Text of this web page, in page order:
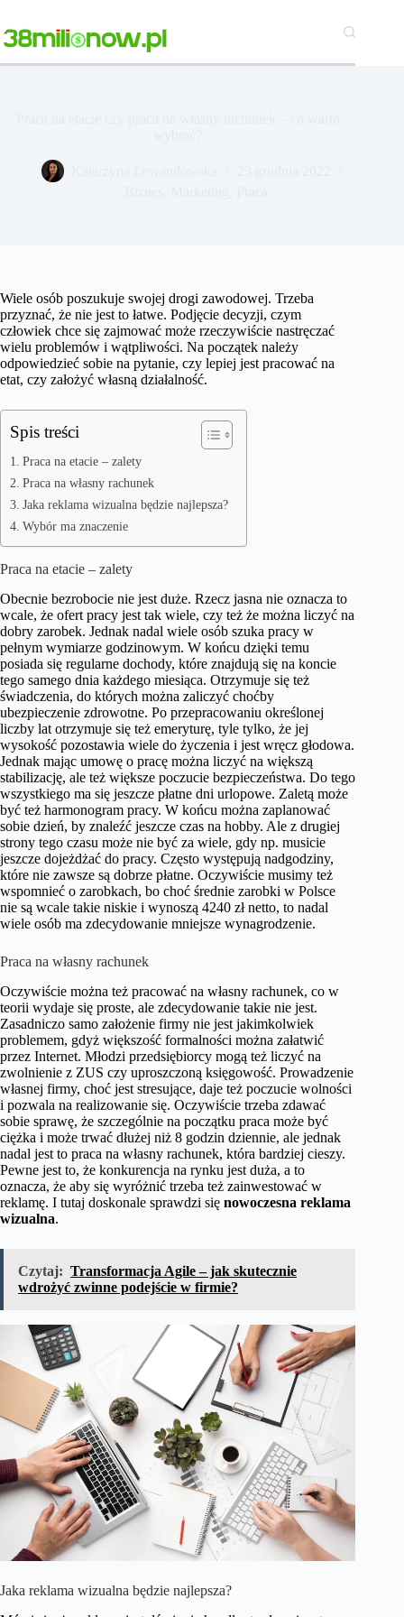
treści
Wiele osób poszukuje swojej drogi zawodowej. Trzeba
przyznać, że nie jest to łatwe. Podjęcie decyzji, czym
człowiek chce się zajmować może rzeczywiście nastręczać
wielu problemów i wątpliwości. Na początek należy
odpowiedzieć sobie na pytanie, czy lepiej jest pracować na
etat, czy założyć własną działalność.
Spis treści
Praca na etacie – zalety
Praca na własny rachunek
Jaka reklama wizualna będzie najlepsza?
Wybór ma znaczenie
Praca na etacie – zalety
Obecnie bezrobocie nie jest duże. Rzecz jasna nie oznacza to
wcale, że ofert pracy jest tak wiele, czy też że można liczyć na
dobry zarobek. Jednak nadal wiele osób szuka pracy w
pełnym wymiarze godzinowym. W końcu dzięki temu
posiada się regularne dochody, które znajdują się na koncie
tego samego dnia każdego miesiąca. Otrzymuje się też
świadczenia, do których można zaliczyć choćby
ubezpieczenie zdrowotne. Po przepracowaniu określonej
liczby lat otrzymuje się też emeryturę, tyle tylko, że jej
wysokość pozostawia wiele do życzenia i jest wręcz głodowa.
Jednak mając umowę o pracę można liczyć na większą
stabilizację, ale też większe poczucie bezpieczeństwa. Do tego
wszystkiego ma się jeszcze płatne dni urlopowe. Zaletą może
być też harmonogram pracy. W końcu można zaplanować
sobie dzień, by znaleźć jeszcze czas na hobby. Ale z drugiej
strony tego czasu może nie być za wiele, gdy np. musicie
jeszcze dojeżdżać do pracy. Często występują nadgodziny,
które nie zawsze są dobrze płatne. Oczywiście musimy też
wspomnieć o zarobkach, bo choć średnie zarobki w Polsce
nie są wcale takie niskie i wynoszą 4240 zł netto, to nadal
wiele osób ma zdecydowanie mniejsze wynagrodzenie.
Praca na własny rachunek
Oczywiście można też pracować na własny rachunek, co w
teorii wydaje się proste, ale zdecydowanie takie nie jest.
Zasadniczo samo założenie firmy nie jest jakimkolwiek
problemem, gdyż większość formalności można załatwić
przez Internet. Młodzi przedsiębiorcy mogą też liczyć na
zwolnienie z ZUS czy uproszczoną księgowość. Prowadzenie
własnej firmy, choć jest stresujące, daje też poczucie wolności
i pozwala na realizowanie się. Oczywiście trzeba zdawać
sobie sprawę, że szczególnie na początku praca może być
ciężka i może trwać dłużej niż 8 godzin dziennie, ale jednak
nadal jest to praca na własny rachunek, która bardziej cieszy.
Pewne jest to, że konkurencja na rynku jest duża, a to
oznacza, że aby się wyróżnić trzeba też zainwestować w
reklamę. I tutaj doskonale sprawdzi się nowoczesna reklama
wizualna.
Czytaj: Transformacja Agile – jak skutecznie
wdrożyć zwinne podejście w firmie?
Jaka reklama wizualna będzie najlepsza?